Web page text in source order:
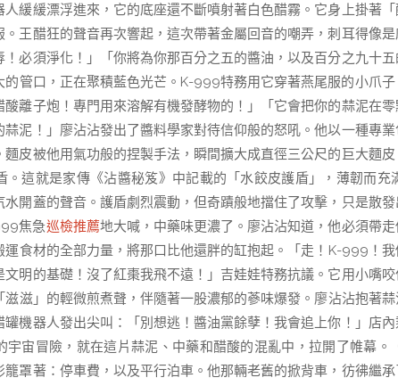
人緩緩漂浮進來，它的底座還不斷噴射著白色醋霧。它身上掛著
。王醋狂的聲音再次響起，這次帶著金屬回音的嘲弄，刺耳得像
！必須淨化！」「你將為你那百分之五的醬油，以及百分之九十
的管口，正在聚積藍色光芒。K-999特務用它穿著燕尾服的小爪
酸離子炮！專門用來溶解有機發酵物的！」「它會把你的蒜泥在
蒜泥！」廖沾沾發出了醬料學家對待信仰般的怒吼。他以一種專
麵皮被他用氣功般的捏製手法，瞬間擴大成直徑三公尺的巨大麵
。這就是家傳《沾醬秘笈》中記載的「水餃皮護盾」，薄韌而
開蓋的聲音。護盾劇烈震動，但奇蹟般地擋住了攻擊，只是散
焦急巡檢推薦地大喊，中藥味更濃了。廖沾沾知道，他必須帶
運食材的全部力量，將那口比他還胖的缸抱起。「走！K-999！
文明的基礎！沒了紅棗我飛不遠！」吉娃娃特務抗議。它用小嘴
滋滋」的輕微煎煮聲，伴隨著一股濃郁的蔘味爆發。廖沾沾抱著
機器人發出尖叫：「別想逃！醬油黨餘孽！我會追上你！」店
宇宙冒險，就在這片蒜泥、中藥和醋酸的混亂中，拉開了帷幕
籠罩著：停車費，以及平行泊車。他那輛老舊的掀背車，彷彿繼